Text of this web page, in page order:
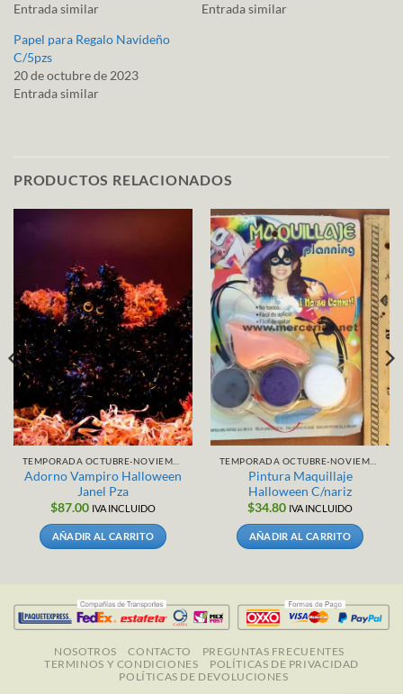
Entrada similar
Entrada similar
Papel para Regalo Navideño
C/5pzs
20 de octubre de 2023
Entrada similar
PRODUCTOS RELACIONADOS
Adorno Vampiro Halloween
Janel Pza
$87.00 IVA INCLUIDO
AÑADIR AL CARRITO
Pintura Maquillaje
Halloween C/nariz
$34.80 IVA INCLUIDO
AÑADIR AL CARRITO
NOSOTROS CONTACTO
PREGUNTAS FRECUENTES
TERMINOS Y CONDICIONES
POLÍTICAS DE PRIVACIDAD
POLÍTICAS DE DEVOLUCIONES